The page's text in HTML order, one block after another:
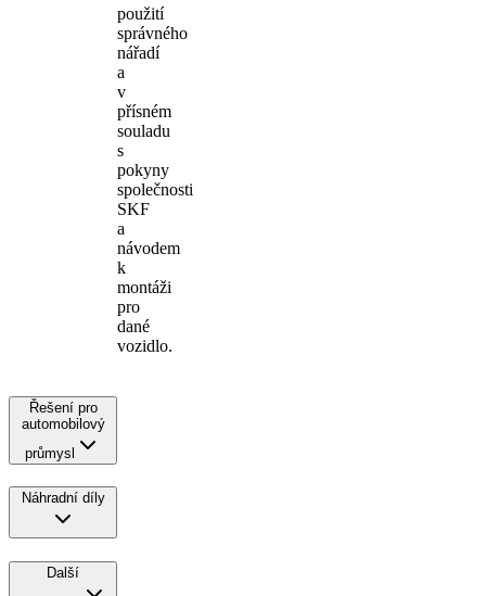
použití
správného
nářadí
a
v
přísném
souladu
s
pokyny
společnosti
SKF
a
návodem
k
montáži
pro
dané
vozidlo.
Řešení pro
automobilový
průmysl
Náhradní díly
Další